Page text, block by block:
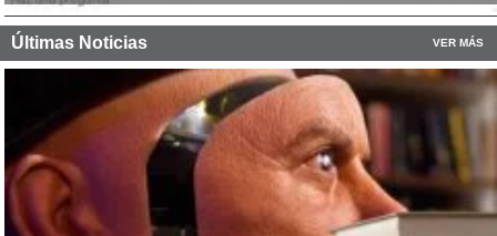
Últimas Noticias VER MÁS